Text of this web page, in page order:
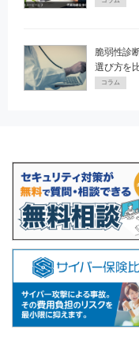
脆弱性診
選び方を
コラム